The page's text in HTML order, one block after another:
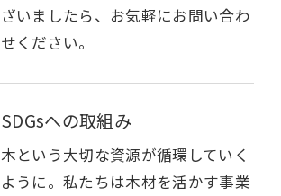
ざいましたら、お気軽にお問い合わ
せください。
SDGsへの取組み
木という大切な資源が循環していく
ように。私たちは木材を活かす事業